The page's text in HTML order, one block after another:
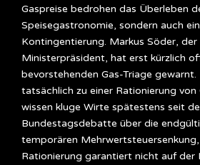
Gaspreise bedrohen das Überleben
Speisegastronomie, sondern auch
Kontingentierung. Markus Söder,
Ministerpräsident, hat erst kürzlich
bevorstehenden Gas-Triage
tatsächlich zu einer Rationierung von
wissen kluge Wirte spätestens seit
Bundestagsdebatte über die
temporären
Rationierung garantiert nicht auf der